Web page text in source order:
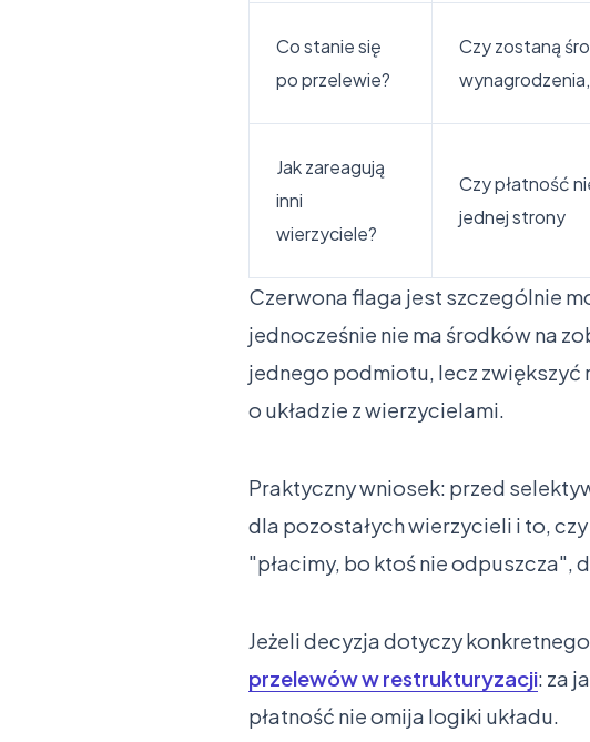
Co stanie się
po przelewie?
Czy zostaną
Jak zareagują
inni
wierzyciele?
Czy płatność
jednej strony
Czerwona flaga jest szczególnie
jednocześnie nie ma środków na
jednego podmiotu, lecz zwiększyć
o układzie z wierzycielami.
Praktyczny wniosek: przed
dla pozostałych wierzycieli i to,
"płacimy, bo ktoś nie odpuszcza",
Jeżeli decyzja dotyczy
przelewów w restrukturyzacji: za
płatność nie omija logiki układu.